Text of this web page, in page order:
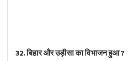
32. बिहार और उड़ीसा का विभाजन हुआ ?